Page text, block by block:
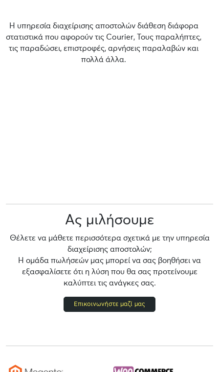
Η υπηρεσία διαχείρισης αποστολών διάθεση διάφορα
στατιστικά που αφορούν τις Courier, Τους παραλήπτες,
τις παραδώσει, επιστροφές, αρνήσεις παραλαβών και
πολλά άλλα.
Ας μιλήσουμε
Θέλετε να μάθετε περισσότερα σχετικά με την υπηρεσία
διαχείρισης αποστολών;
Η ομάδα πωλήσεών μας μπορεί να σας βοηθήσει να
εξασφαλίσετε ότι η λύση που θα σας προτείνουμε
καλύπτει τις ανάγκες σας.
Επικοινωνήστε μαζί μας